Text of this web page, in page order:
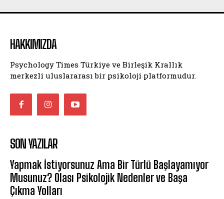
HAKKIMIZDA
Psychology Times Türkiye ve Birleşik Krallık
merkezli uluslararası bir psikoloji platformudur.
SON YAZILAR
Yapmak İstiyorsunuz Ama Bir Türlü Başlayamıyor
Musunuz? Olası Psikolojik Nedenler ve Başa
Çıkma Yolları